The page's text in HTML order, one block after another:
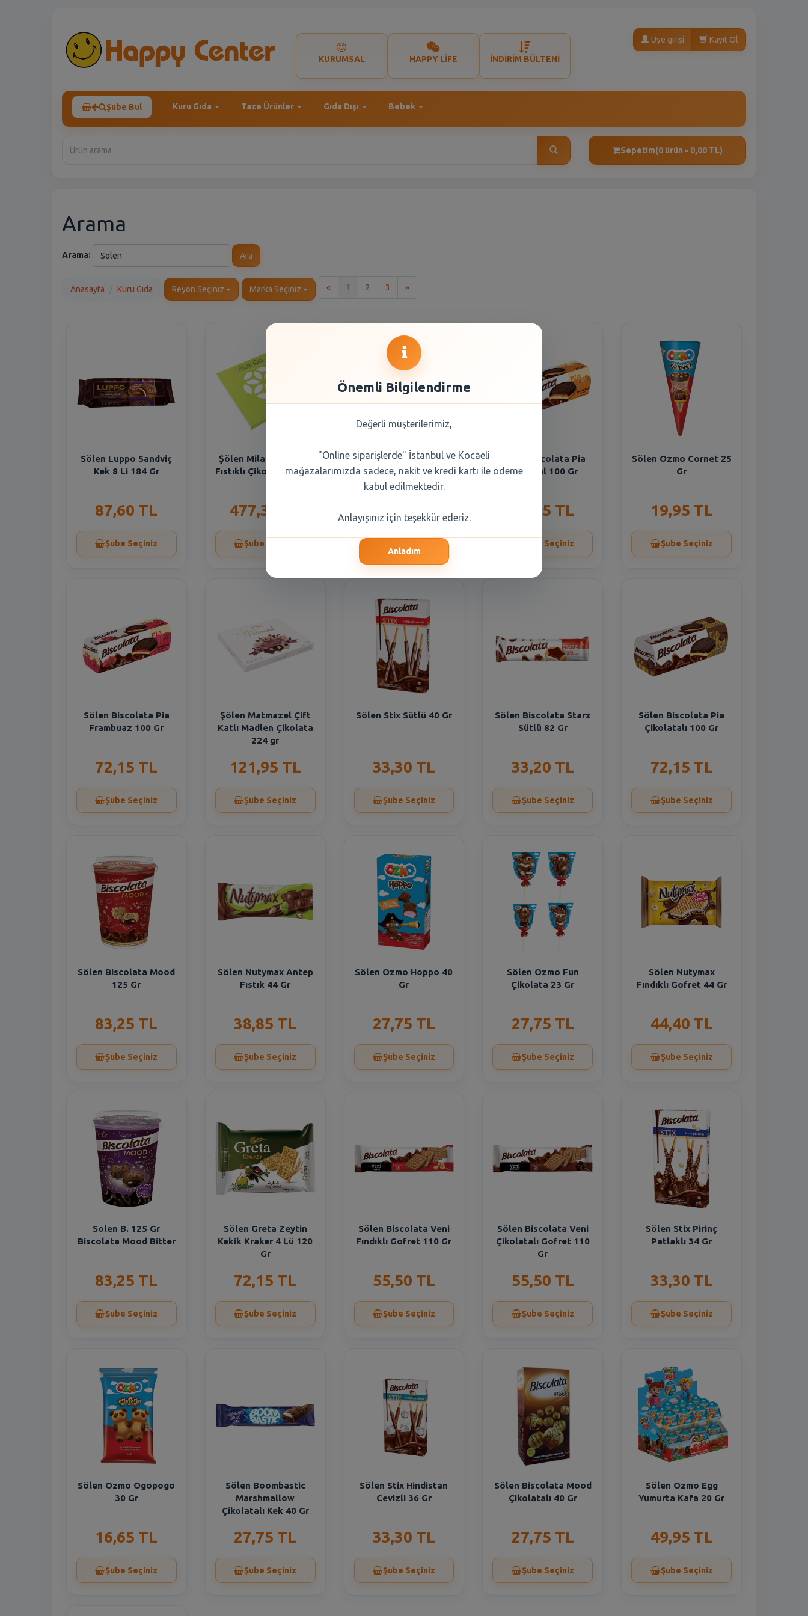
KURUMSAL HAPPY LİFE İNDİRİM BÜLTENİ
Üye girişi Kayıt Ol
Şube Bul Kuru Gıda Taze Ürünler Gıda Dışı Bebek
Sepetim(0 ürün - 0,00 TL)
Arama
Arama: Ara
Anasayfa Kuru Gıda Reyon Seçiniz Marka Seçiniz « 1 2 3 »Son
Sölen Luppo Sandviç
Kek 8 Li 184 Gr
87,60 TL
Şube Seçiniz
Şölen Milango Antep
Fıstıklı Çikolata 243 gr
477,30 TL
Şube Seçiniz
Şölen Nutymax Mini
Antep Fıstıklı 230 Gr
221,85 TL
Sölen Biscolata Pia
Portakal 100 Gr
72,15 TL
Şube Seçiniz
Sölen Ozmo Cornet 25
Gr
19,95 TL
Şube Seçiniz
Sölen Biscolata Pia
Frambuaz 100 Gr
72,15 TL
Şube Seçiniz
Şölen Matmazel Çift
Katlı Madlen Çikolata
224 gr
121,95 TL
Şube Seçiniz
Sölen Stix Sütlü 40 Gr
33,30 TL
Şube Seçiniz
Sölen Biscolata Starz
Sütlü 82 Gr
33,20 TL
Şube Seçiniz
Sölen Biscolata Pia
Çikolatalı 100 Gr
72,15 TL
Şube Seçiniz
Sölen Biscolata Mood
125 Gr
83,25 TL
Şube Seçiniz
Sölen Nutymax Antep
Fıstık 44 Gr
38,85 TL
Şube Seçiniz
Sölen Ozmo Hoppo 40
Gr
27,75 TL
Şube Seçiniz
Sölen Ozmo Fun
Çikolata 23 Gr
27,75 TL
Şube Seçiniz
Sölen Nutymax
Fındıklı Gofret 44 Gr
44,40 TL
Şube Seçiniz
Solen B. 125 Gr
Biscolata Mood Bitter
83,25 TL
Şube Seçiniz
Sölen Greta Zeytin
Kekik Kraker 4 Lü 120
Gr
72,15 TL
Şube Seçiniz
Sölen Biscolata Veni
Fındıklı Gofret 110 Gr
55,50 TL
Şube Seçiniz
Sölen Biscolata Veni
Çikolatalı Gofret 110
Gr
55,50 TL
Şube Seçiniz
Sölen Stix Pirinç
Patlaklı 34 Gr
33,30 TL
Şube Seçiniz
Sölen Ozmo Ogopogo
30 Gr
16,65 TL
Şube Seçiniz
Sölen Boombastic
Marshmallow
Çikolatalı Kek 40 Gr
27,75 TL
Şube Seçiniz
Sölen Stix Hindistan
Cevizli 36 Gr
33,30 TL
Şube Seçiniz
Sölen Biscolata Mood
Çikolatalı 40 Gr
27,75 TL
Şube Seçiniz
Sölen Ozmo Egg
Yumurta Kafa 20 Gr
49,95 TL
Şube Seçiniz
Önemli Bilgilendirme
Değerli müşterilerimiz,
"Online siparişlerde" İstanbul ve Kocaeli
mağazalarımızda sadece, nakit ve kredi kartı ile ödeme
kabul edilmektedir.
Anlayışınız için teşekkür ederiz.
Anladım